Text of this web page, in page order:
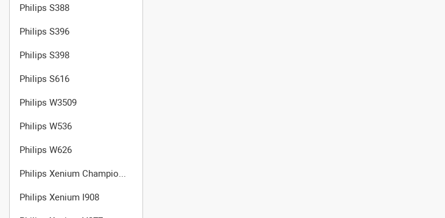
Philips S388
Philips S396
Philips S398
Philips S616
Philips W3509
Philips W536
Philips W626
Philips Xenium Champion X333
Philips Xenium I908